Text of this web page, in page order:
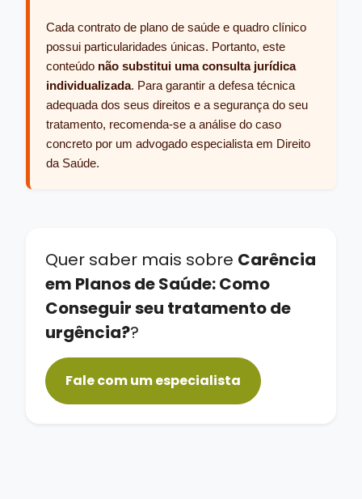
Cada contrato de plano de saúde e quadro clínico
possui particularidades únicas. Portanto, este
conteúdo não substitui uma consulta jurídica
individualizada. Para garantir a defesa técnica
adequada dos seus direitos e a segurança do seu
tratamento, recomenda-se a análise do caso
concreto por um advogado especialista em Direito
da Saúde.
Quer saber mais sobre Carência
em Planos de Saúde: Como
Conseguir seu tratamento de
urgência??
Fale com um especialista